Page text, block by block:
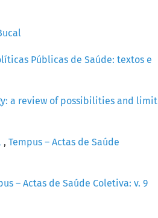
Públicas de Saúde: textos e
a review of possibilities and limit
, Tempus – Actas de Saúde
– Actas de Saúde Coletiva: v. 9